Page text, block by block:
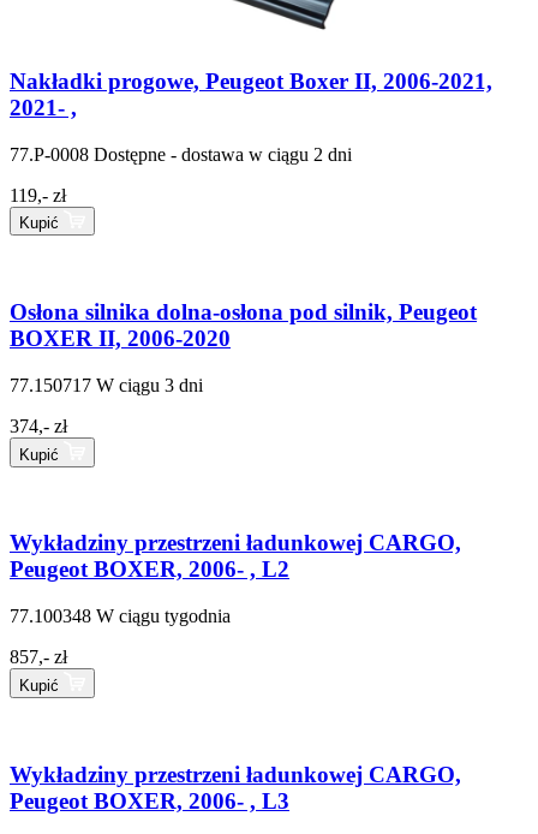
Nakładki progowe, Peugeot Boxer II, 2006-2021,
2021- ,
77.P-0008 Dostępne - dostawa w ciągu 2 dni
119,- zł
Kupić
Osłona silnika dolna-osłona pod silnik, Peugeot
BOXER II, 2006-2020
77.150717 W ciągu 3 dni
374,- zł
Kupić
Wykładziny przestrzeni ładunkowej CARGO,
Peugeot BOXER, 2006- , L2
77.100348 W ciągu tygodnia
857,- zł
Kupić
Wykładziny przestrzeni ładunkowej CARGO,
Peugeot BOXER, 2006- , L3